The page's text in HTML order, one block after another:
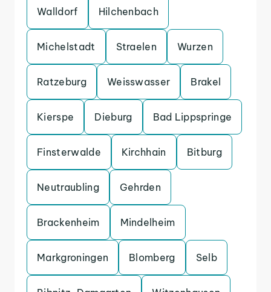
Walldorf Hilchenbach
Michelstadt Straelen Wurzen
Ratzeburg Weisswasser Brakel
Kierspe Dieburg Bad Lippspringe
Finsterwalde Kirchhain Bitburg
Neutraubling Gehrden
Brackenheim Mindelheim
Markgroningen Blomberg Selb